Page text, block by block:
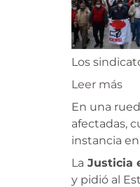
Los
Leer más
En una
afectadas,
instancia
La Justicia
y pidió al